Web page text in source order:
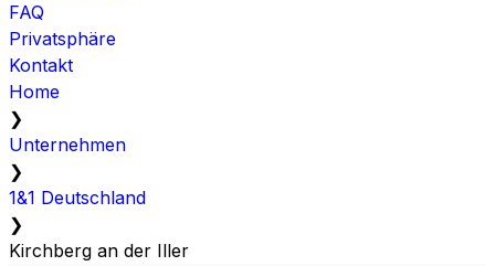
FAQ
Privatsphäre
Kontakt
Home
❯
Unternehmen
❯
1&1 Deutschland
❯
Kirchberg an der Iller